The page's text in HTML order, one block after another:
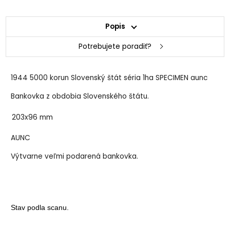
Popis
Potrebujete poradiť?
1944 5000 korun Slovenský štát séria 1ha SPECIMEN aunc
Bankovka z obdobia Slovenského štátu.
203x96 mm
AUNC
Výtvarne veľmi podarená bankovka.
Stav podla scanu.